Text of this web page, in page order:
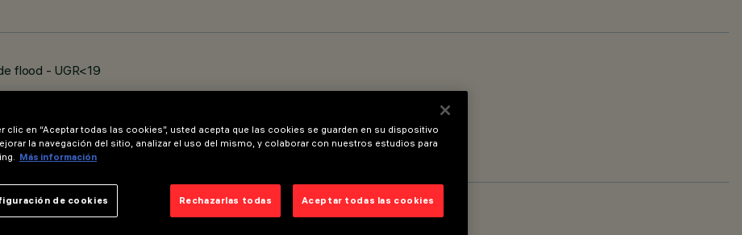
flood - UGR<19
clic en “Aceptar todas las cookies”, usted acepta que las cookies se guarden en su dispositivo
la navegación del sitio, analizar el uso del mismo, y colaborar con nuestros estudios para
Más información
Rechazarlas todas Aceptar todas las cookies
de cookies